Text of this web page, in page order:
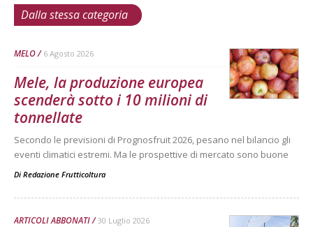
Dalla stessa categoria
MELO 6 Agosto 2026
Mele, la produzione europea
scenderà sotto i 10 milioni di
tonnellate
Secondo le previsioni di Prognosfruit 2026, pesano nel bilancio gli
eventi climatici estremi. Ma le prospettive di mercato sono buone
Di Redazione Frutticoltura
ARTICOLI ABBONATI 30 Luglio 2026